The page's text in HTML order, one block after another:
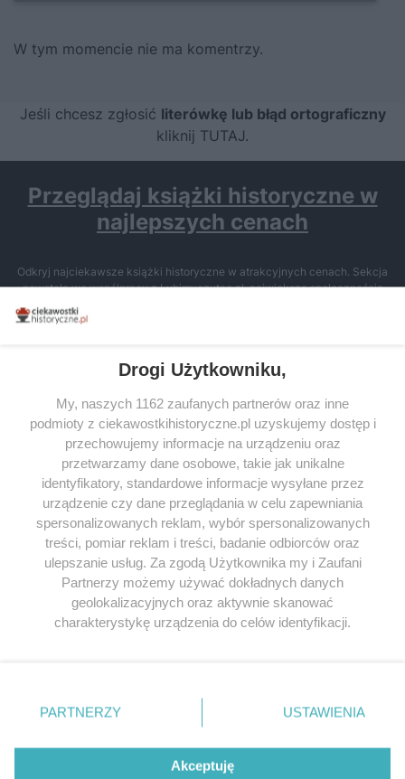
W tym momencie nie ma komentrzy.
Jeśli chcesz zgłosić literówkę lub błąd ortograficzny
kliknij TUTAJ.
Przeglądaj książki historyczne w
najlepszych cenach
Odkryj najciekawsze książki historyczne w atrakcyjnych cenach. Sekcja
powstała we współpracy z Lubimyczytac.pl, największą społecznością
tytułów najwyżej ocenianych przez czytelników.
SERWIS
SPOŁECZNOŚĆ
WSPÓŁPRACA
KONTAKT
ODWIEDŹ RÓWNIEŻ:
Drogi Użytkowniku,
My, naszych 1162 zaufanych partnerów oraz inne
podmioty z ciekawostkihistoryczne.pl uzyskujemy dostęp i
przechowujemy informacje na urządzeniu oraz
przetwarzamy dane osobowe, takie jak unikalne
identyfikatory, standardowe informacje wysyłane przez
urządzenie czy dane przeglądania w celu zapewniania
spersonalizowanych reklam, wybór spersonalizowanych
treści, pomiar reklam i treści, badanie odbiorców oraz
ulepszanie usług. Za zgodą Użytkownika my i Zaufani
Partnerzy możemy używać dokładnych danych
geolokalizacyjnych oraz aktywnie skanować
charakterystykę urządzenia do celów identyfikacji.
zmienić/wycofać klikając przycisk ustawień prywatności
znajdujący się w lewym dolnym rogu strony
. Niektóre
użytkownika, ale masz prawo sprzeciwić się takiemu
PARTNERZY USTAWIENIA
Akceptuję